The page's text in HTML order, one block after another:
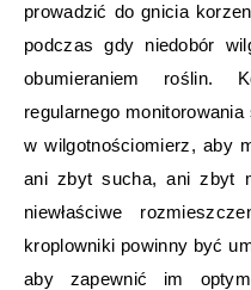
prowadzić do gnicia
podczas gdy niedobór
obumieraniem roślin.
regularnego
w wilgotnościomierz, aby
ani zbyt sucha, ani zbyt
niewłaściwe
kroplowniki powinny być
aby zapewnić im